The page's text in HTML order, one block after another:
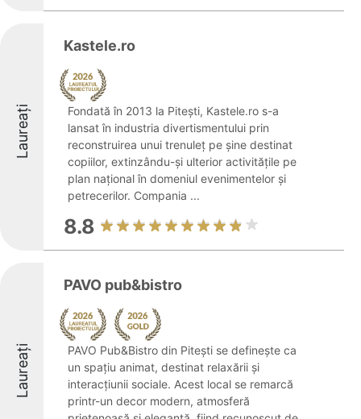
Laureați
Kastele.ro
Fondată în 2013 la Pitești, Kastele.ro s-a
lansat în industria divertismentului prin
reconstruirea unui trenuleț pe șine destinat
copiilor, extinzându-și ulterior activitățile pe
plan național în domeniul evenimentelor și
petrecerilor. Compania ...
8.8
Laureați
PAVO pub&bistro
PAVO Pub&Bistro din Pitești se definește ca
un spațiu animat, destinat relaxării și
interacțiunii sociale. Acest local se remarcă
printr-un decor modern, atmosferă